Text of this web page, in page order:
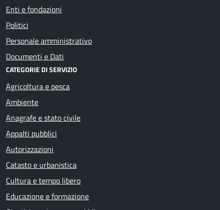
Enti e fondazioni
Politici
Personale amministrativo
Documenti e Dati
CATEGORIE DI SERVIZIO
Agricoltura e pesca
Ambiente
Anagrafe e stato civile
Appalti pubblici
Autorizzazioni
Catasto e urbanistica
Cultura e tempo libero
Educazione e formazione